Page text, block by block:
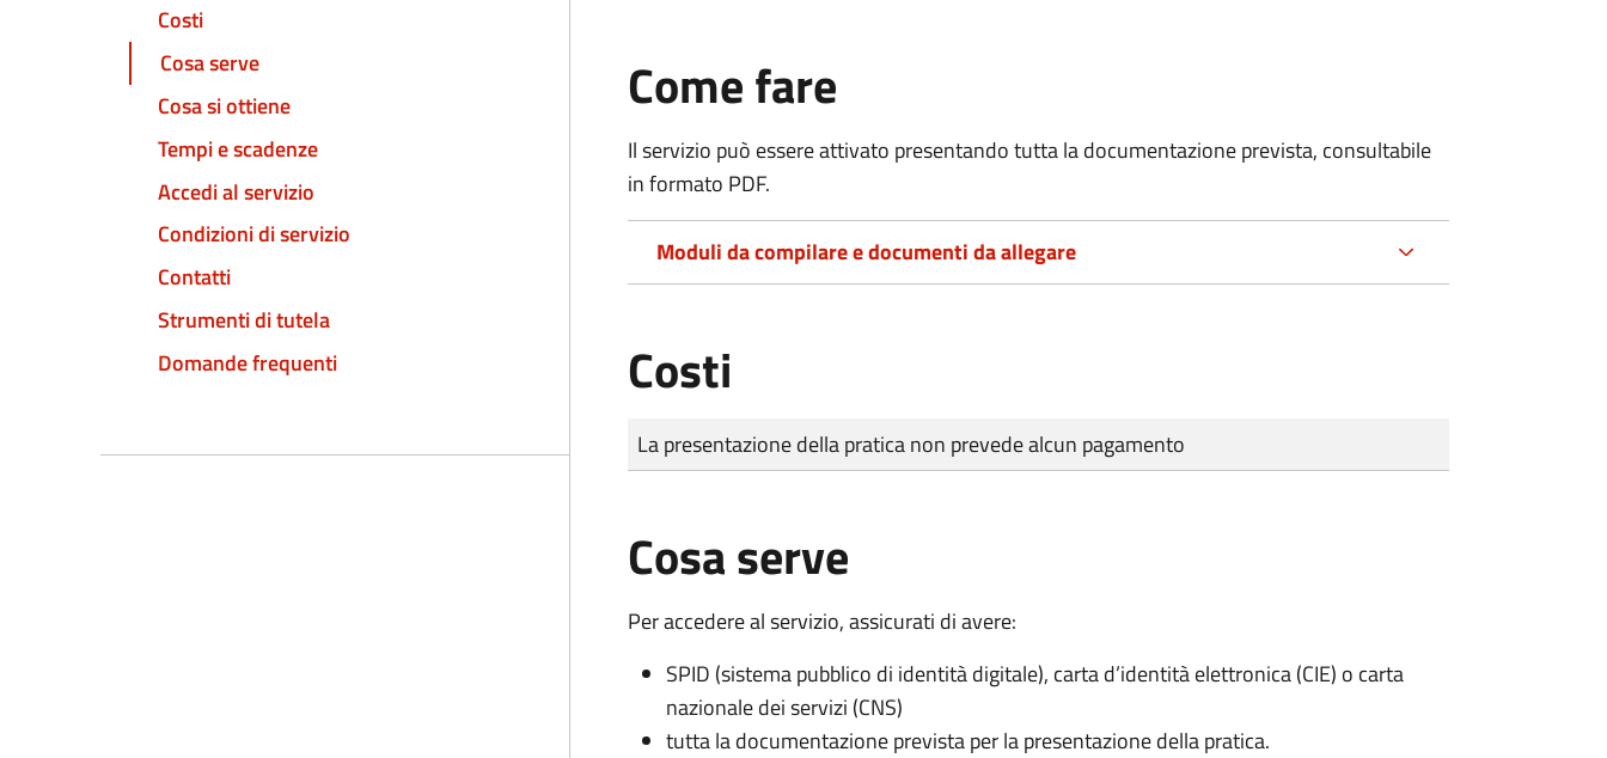
Costi
Cosa serve
Cosa si ottiene
Tempi e scadenze
Accedi al servizio
Condizioni di servizio
Contatti
Strumenti di tutela
Domande frequenti
Come fare
Il servizio può essere attivato presentando tutta la documentazione prevista, consultabile
in formato PDF.
Moduli da compilare e documenti da allegare
Costi
Tipo di pagamento
Importo
La presentazione della pratica non prevede alcun pagamento
Cosa serve
Per accedere al servizio, assicurati di avere:
SPID (sistema pubblico di identità digitale), carta d’identità elettronica (CIE) o carta
nazionale dei servizi (CNS)
tutta la documentazione prevista per la presentazione della pratica.